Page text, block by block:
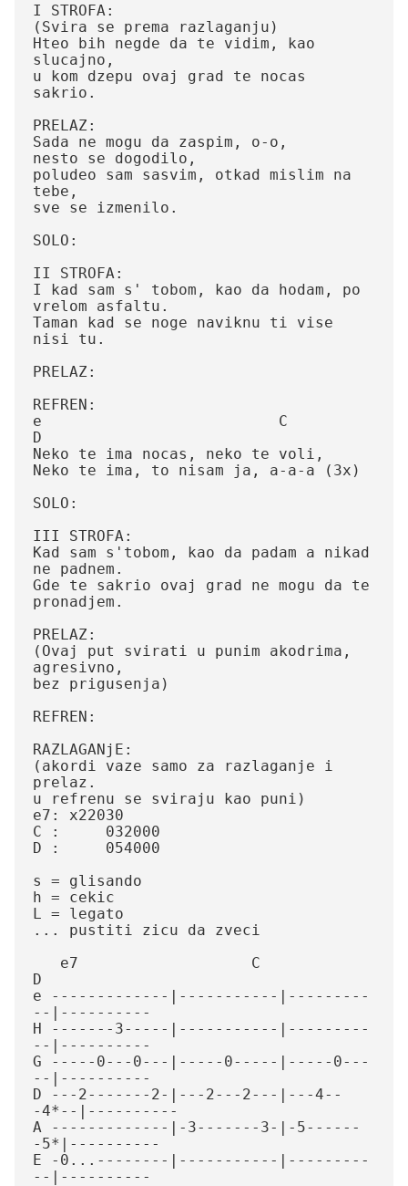
I STROFA:
(Svira se prema razlaganju)
Hteo bih negde da te vidim, kao
slucajno,
u kom dzepu ovaj grad te nocas
sakrio.
PRELAZ:
Sada ne mogu da zaspim, o-o,
nesto se dogodilo,
poludeo sam sasvim, otkad mislim na
tebe,
sve se izmenilo.
SOLO:
II STROFA:
I kad sam s' tobom, kao da hodam, po
vrelom asfaltu.
Taman kad se noge naviknu ti vise
nisi tu.
PRELAZ:
REFREN:
e			   C
D
Neko te ima nocas, neko te voli,
Neko te ima, to nisam ja, a-a-a (3x)
SOLO:
III STROFA:
Kad sam s'tobom, kao da padam a nikad
ne padnem.
Gde te sakrio ovaj grad ne mogu da te
pronadjem.
PRELAZ:
(Ovaj put svirati u punim akodrima,
agresivno,
bez prigusenja)
REFREN:
RAZLAGANjE:
(akordi vaze samo za razlaganje i
prelaz.
u refrenu se sviraju kao puni)
e7: x22030
C :	032000
D :	054000
s = glisando
h = cekic
L = legato
... pustiti zicu da zveci
D
e -------------|-----------|---------
--|----------
H -------3-----|-----------|---------
--|----------
G -----0---0---|-----0-----|-----0---
--|----------
D ---2-------2-|---2---2---|---4--
-4*--|----------
A -------------|-3-------3-|-5------
-5*|----------
E -0...--------|-----------|---------
--|----------